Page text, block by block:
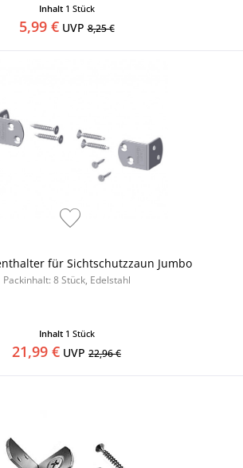
Inhalt 1 Stück
5,99 €UVP8,25 €
für Sichtschutzzaun Jumbo
Packinhalt: 8 Stück, Edelstahl
Inhalt 1 Stück
21,99 € UVP 22,96 €